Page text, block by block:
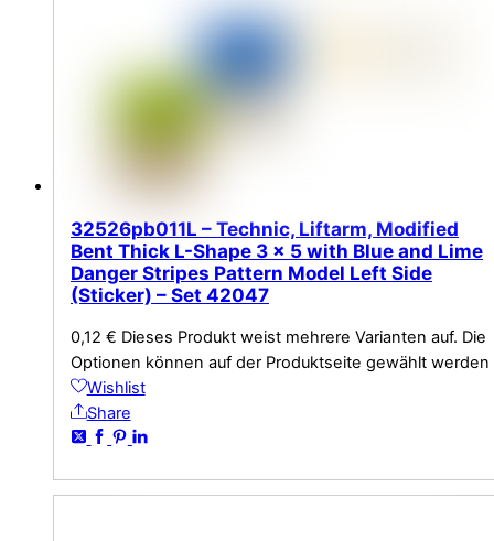
32526pb011L – Technic, Liftarm, Modified
Bent Thick L-Shape 3 x 5 with Blue and Lime
Danger Stripes Pattern Model Left Side
(Sticker) – Set 42047
0,12 € Dieses Produkt weist mehrere Varianten auf. Die
Optionen können auf der Produktseite gewählt werden
Wishlist
Share